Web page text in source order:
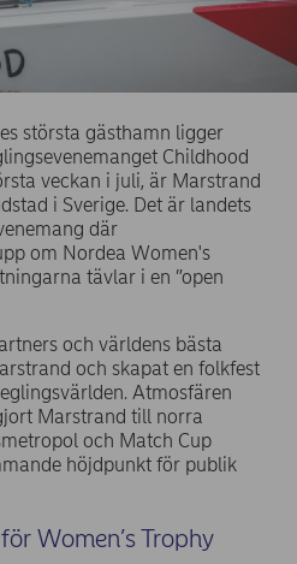
största gästhamn ligger
Childhood
veckan i juli, är Marstrand
i Sverige. Det är landets
där
om Nordea Women's
tävlar i en ”open
och världens bästa
och skapat en folkfest
Atmosfären
Marstrand till norra
och Match Cup
höjdpunkt för publik
Women’s Trophy